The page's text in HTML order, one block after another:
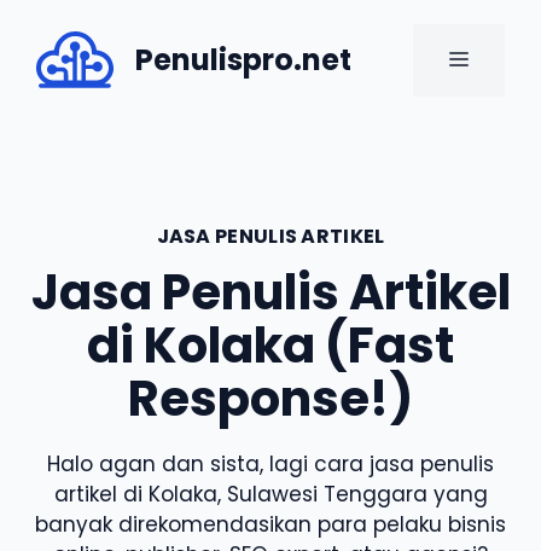
content
Penulispro.net MENU
JASA PENULIS ARTIKEL
Jasa Penulis Artikel
di Kolaka (Fast
Response!)
Halo agan dan sista, lagi cara jasa penulis
artikel di Kolaka, Sulawesi Tenggara yang
banyak direkomendasikan para pelaku bisnis